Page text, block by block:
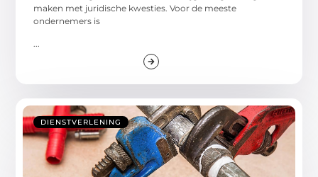
maken met juridische kwesties. Voor de meeste
ondernemers is
...
DIENSTVERLENING